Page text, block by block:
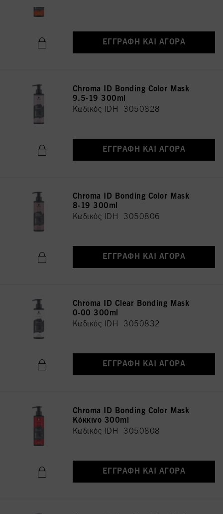
ΕΓΓΡΑΦΉ ΚΑΙ ΑΓΟΡΆ
Chroma ID Bonding Color Mask
9.5-19 300ml
Κωδικός IDH 3050828
ΕΓΓΡΑΦΉ ΚΑΙ ΑΓΟΡΆ
Chroma ID Bonding Color Mask
8-19 300ml
Κωδικός IDH 3050806
ΕΓΓΡΑΦΉ ΚΑΙ ΑΓΟΡΆ
Chroma ID Clear Bonding Mask
0-00 300ml
Κωδικός IDH 3050832
ΕΓΓΡΑΦΉ ΚΑΙ ΑΓΟΡΆ
Chroma ID Bonding Color Mask
Κόκκινο 300ml
Κωδικός IDH 3050808
ΕΓΓΡΑΦΉ ΚΑΙ ΑΓΟΡΆ